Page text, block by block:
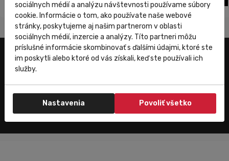
Užitočné odkazy
E-shop
Trenujeme
sociálnych médií a analýzu návštevnosti používame súbory
cookie. Informácie o tom, ako používate naše webové
stránky, poskytujeme aj našim partnerom v oblasti
sociálnych médií, inzercie a analýzy. Títo partneri môžu
príslušné informácie skombinovať s ďalšími údajmi, ktoré ste
im poskytli alebo ktoré od vás získali, keď ste používali ich
služby.
Nastavenia Povoliť všetko